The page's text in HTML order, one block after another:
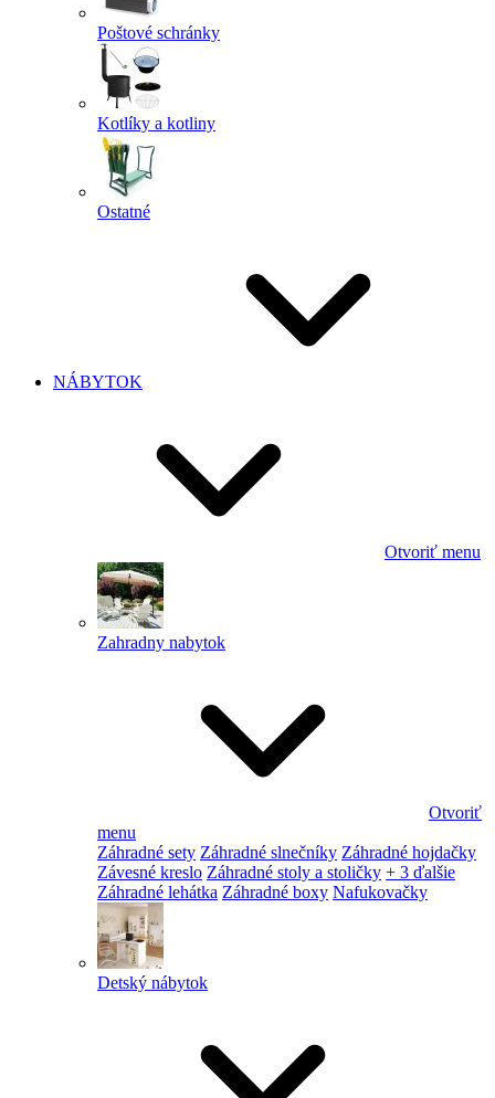
Poštové schránky
Kotlíky a kotliny
Ostatné
NÁBYTOK
Otvoriť menu
Zahradny nabytok
Otvoriť
menu
Záhradné sety Záhradné slnečníky Záhradné hojdačky
Závesné kreslo Záhradné stoly a stoličky + 3 ďalšie
Záhradné lehátka Záhradné boxy Nafukovačky
Detský nábytok